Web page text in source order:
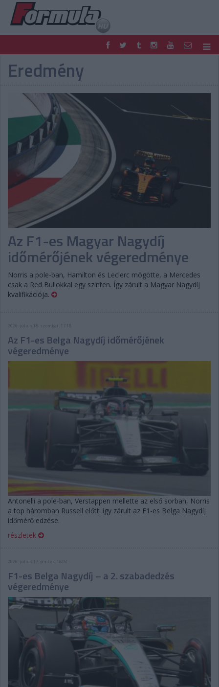
F1
FORMULA
PODCAST
SHOP
DIGITÁLIS MAGAZIN
VERSENYNAPTÁRAK
Eredmény
Az F1-es Magyar Nagydíj
időmérőjének végeredménye
Norris a pole-ban, Hamilton és Leclerc mögötte, a Mercedes
csak a Red Bullokkal egy szinten. Így zárult a Magyar Nagydíj
kvalifikációja.
2026. július 18. szombat, 17:18
Az F1-es Belga Nagydíj időmérőjének
végeredménye
Antonelli a pole-ban, Verstappen mellette az első sorban, Norris
a top háromban Russell előtt: így zárult az F1-es Belga Nagydíj
időmérő edzése.
részletek
2026. július 17. péntek, 18:02
F1-es Belga Nagydíj – a 2. szabadedzés
végeredménye